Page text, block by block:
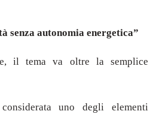
senza autonomia energetica”
il tema va oltre la semplice
uno degli elementi